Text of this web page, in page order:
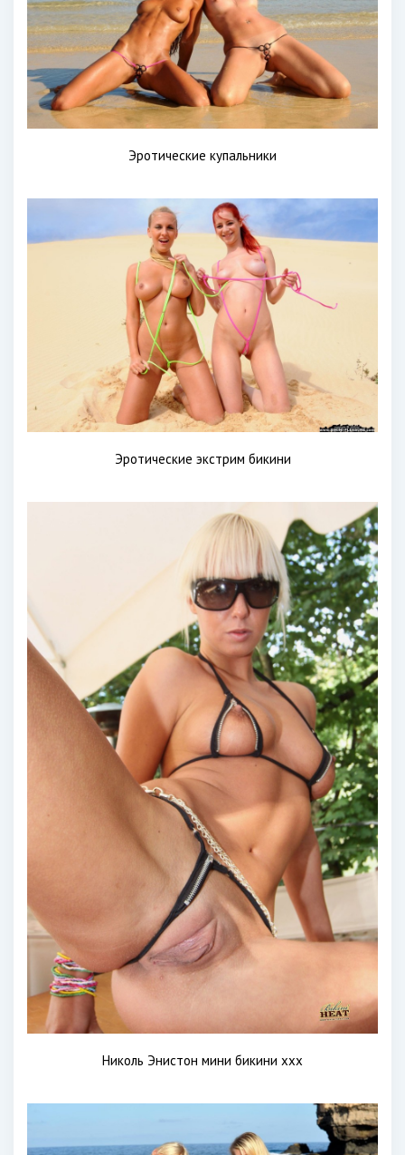
Эротические купальники
Эротические экстрим бикини
Николь Энистон мини бикини xxx